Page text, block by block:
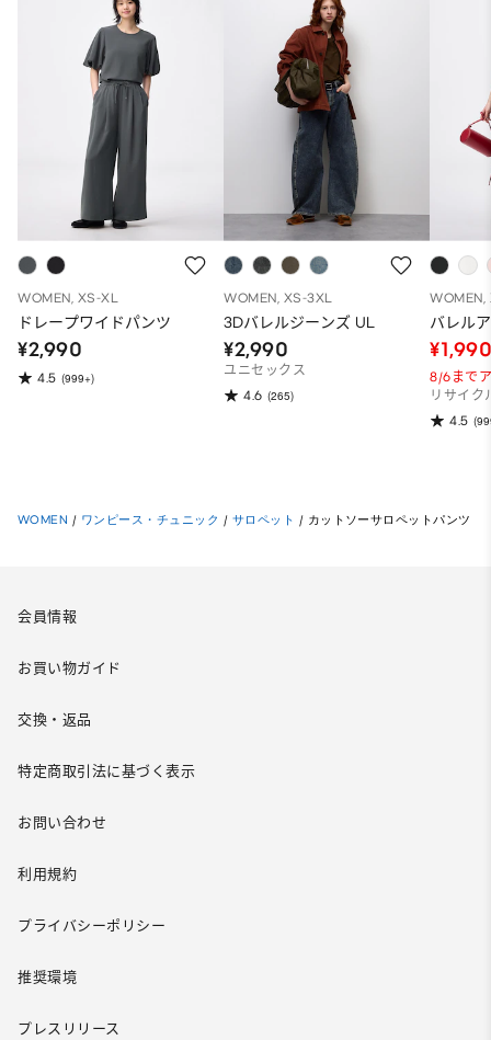
WOMEN, XS-XL
ドレープワイドパンツ
¥2,990
4.5 (999+)
WOMEN, XS-3XL
3Dバレルジーンズ UL
¥2,990
ユニセックス
4.6 (265)
WOMEN,
バレル
8/6まで
リサイク
4.5
WOMEN / ワンピース・チュニック / サロペット / カットソーサロペットパンツ
会員情報
お買い物ガイド
交換・返品
特定商取引法に基づく表示
お問い合わせ
利用規約
プライバシーポリシー
推奨環境
プレスリリース